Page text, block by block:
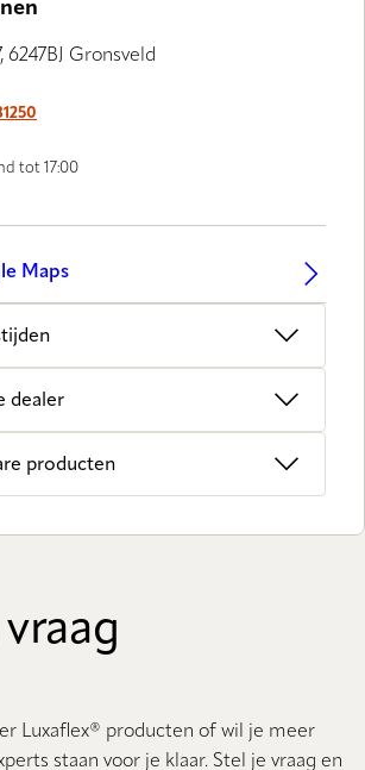
6247BJ Gronsveld
tot 17:00
Maps
dealer
producten
Luxaflex® producten of wil je meer
staan ​​voor je klaar. Stel je vraag en